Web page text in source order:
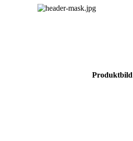
Produktbild